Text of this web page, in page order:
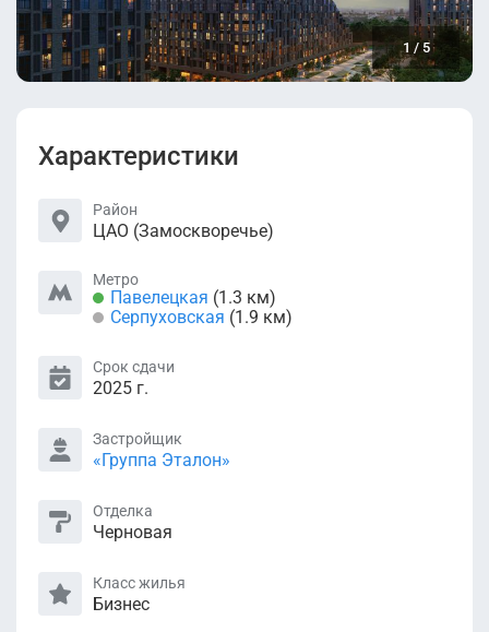
1 / 5
Характеристики
Район
ЦАО (Замоскворечье)
Метро
Павелецкая (1.3 км)
Серпуховская (1.9 км)
Срок сдачи
2025 г.
Застройщик
«Группа Эталон»
Отделка
Черновая
Класс жилья
Бизнес